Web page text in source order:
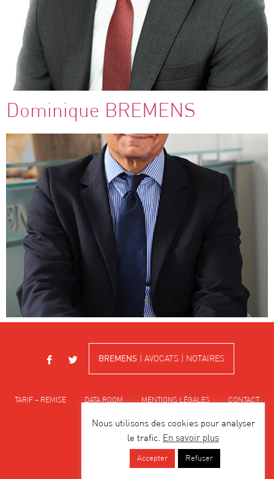
Dominique BREMENS
BREMENS| AVOCATS | NOTAIRES
TARIF – REMISE DATA ROOM MENTIONS LÉGALES CONTACT
ACCESSIBILITÉ
Nous utilisons des cookies pour analyser
le trafic. En savoir plus
Accepter Refuser